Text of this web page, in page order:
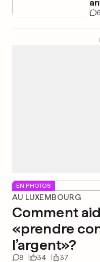
6
EN PHOTOS
AU LUXEMBOURG
Comment
«prendre
l’argent»?
8 34 37